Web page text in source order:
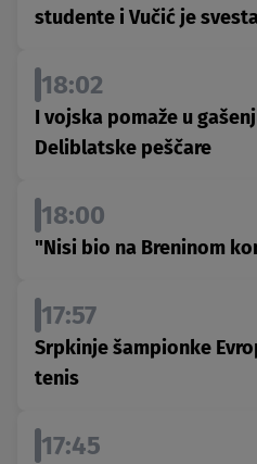
studente i Vučić je
18:02
I vojska pomaže u
Deliblatske peščare
18:00
"Nisi bio na Breninom
17:57
Srpkinje šampionke
tenis
17:45